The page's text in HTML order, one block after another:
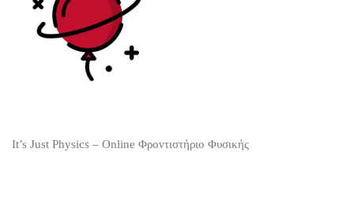
It’s Just Physics – Online Φροντιστήριο Φυσικής